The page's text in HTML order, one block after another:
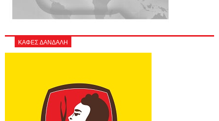
ΚΑΦΕΣ ΔΑΝΔΑΛΗ